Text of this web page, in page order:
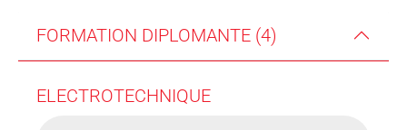
FORMATION DIPLOMANTE (4)
ELECTROTECHNIQUE